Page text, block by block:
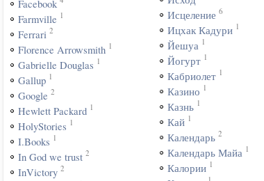
Facebook
Farmville 1
Ferrari 2
Florence Arrowsmith 1
Gabrielle Douglas 1
Gallup 1
Google 2
Hewlett Packard 1
HolyStories 1
I.Books 1
In God we trust 2
InVictory 2
Исцеление 6
Ицхак Кадури 1
Йешуа 1
Йогурт 1
Кабриолет 1
Казино 1
Казнь 1
Кай 1
Календарь 2
Календарь Майа 1
Калории 1